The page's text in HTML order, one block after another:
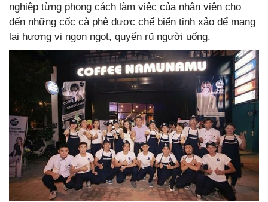
nghiệp từng phong cách làm việc của nhân viên cho
đến những cốc cà phê được chế biến tinh xảo để mang
lại hương vị ngon ngọt, quyến rũ người uống.